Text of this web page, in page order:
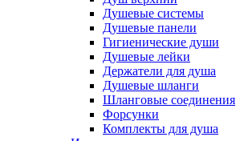
Душевые системы
Душевые панели
Гигиенические души
Душевые лейки
Держатели для душа
Душевые шланги
Шланговые соединения
Форсунки
Комплекты для душа